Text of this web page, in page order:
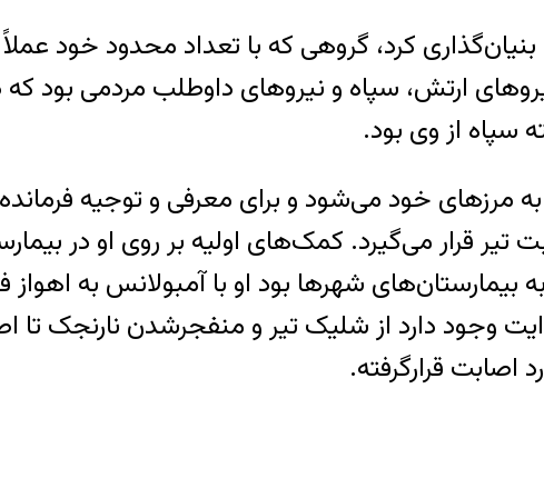
کرد، گروهی که با تعداد محدود خود عملاً
ارتش، سپاه و نیروهای داوطلب مردمی بود
سپاه از وی بود.
و رفتن ایران به مرزهای خود می‌شود و برای معرفی و توجیه
قرار می‌گیرد. کمک‌های اولیه بر روی او در
بیمارستان‌های شهرها بود او با آمبولانس به
وجود دارد از شلیک تیر و منفجرشدن نارنجک
قرارگرفته.